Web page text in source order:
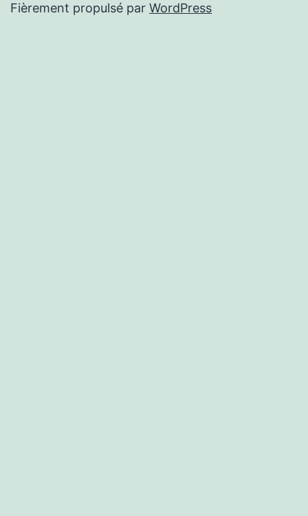
Fièrement propulsé par WordPress